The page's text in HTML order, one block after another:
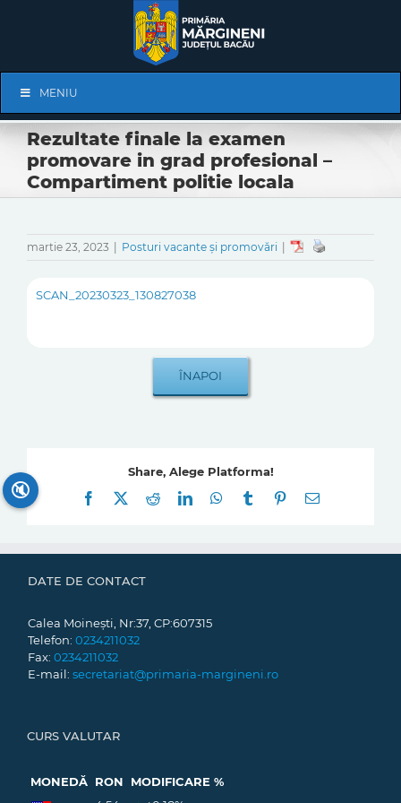
Navigation
MENIU
Rezultate finale la examen
promovare in grad profesional –
Compartiment politie locala
martie 23, 2023 Posturi vacante și promovări
SCAN_20230323_130827038
Share, Alege Platforma!
Facebook
RedditLinkedInWhatsApp
Tumblr Pinterest
E-
DATE DE CONTACT
Calea Moinești, Nr:37, CP:607315
Telefon: 0234211032
Fax: 0234211032
E-mail: secretariat@primaria-margineni.ro
CURS VALUTAR
MONEDĂ RON
MODIFICARE %
🔇